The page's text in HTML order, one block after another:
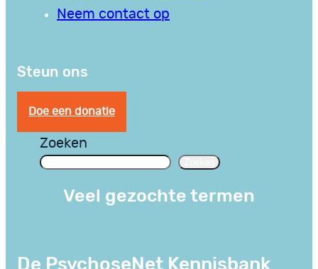
Neem contact op
Steun ons
Doe een donatie
Zoeken
Veel gezochte termen
De PsychoseNet Kennisbank